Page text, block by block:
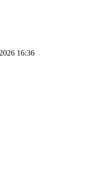
16:36